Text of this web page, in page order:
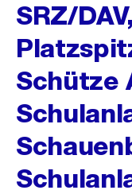
SRZ/
Schütze